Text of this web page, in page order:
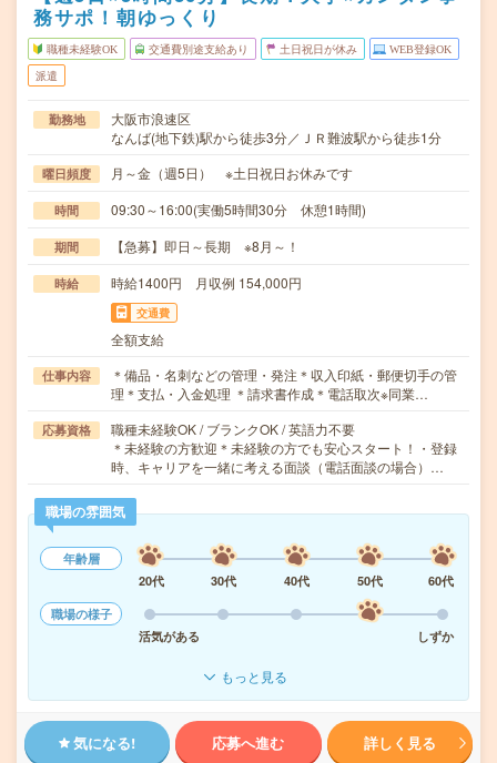
務サポ！朝ゆっくり
職種未経験OK 交通費別途支給あり 土日祝日が休み WEB登録OK
派遣
勤務地
大阪市浪速区
なんば(地下鉄)駅から徒歩3分／ＪＲ難波駅から徒歩1分
曜日頻度 月～金（週5日） ※土日祝日お休みです
時間 09:30～16:00(実働5時間30分 休憩1時間)
期間 【急募】即日～長期 ※8月～！
時給 時給1400円 月収例 154,000円
交通費
全額支給
仕事内容
＊備品・名刺などの管理・発注＊収入印紙・郵便切手の管
理＊支払・入金処理 ＊請求書作成＊電話取次※同業…
応募資格
職種未経験OK / ブランクOK / 英語力不要
＊未経験の方歓迎＊未経験の方でも安心スタート！・登録
時、キャリアを一緒に考える面談（電話面談の場合）…
職場の雰囲気
年齢層
20代
30代 40代 50代
60代
職場の様子
活気がある
しずか
もっと見る
気になる! 応募へ進む 詳しく見る